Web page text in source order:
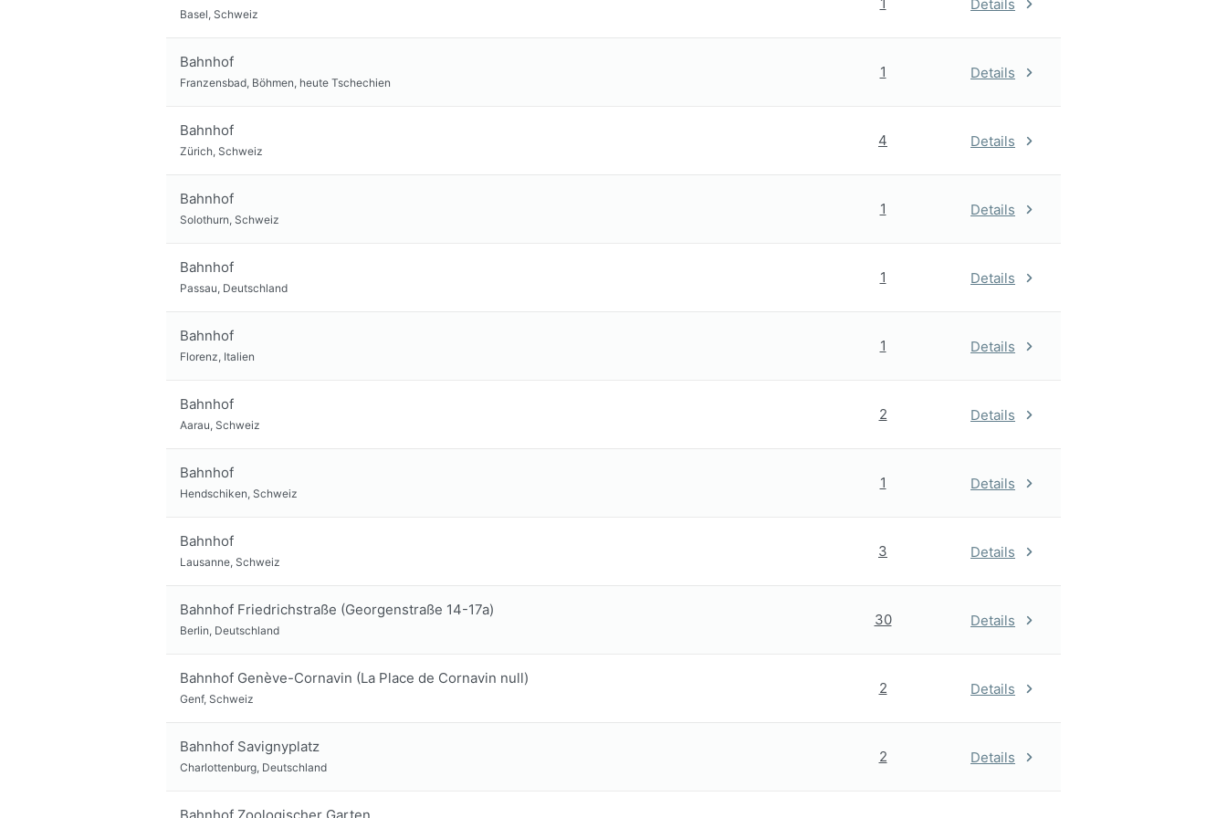
Basel, Schweiz
Details
Bahnhof
Franzensbad, Böhmen, heute Tschechien
1 Details
Bahnhof
Zürich, Schweiz
4 Details
Bahnhof
Solothurn, Schweiz
1 Details
Bahnhof
Passau, Deutschland
1 Details
Bahnhof
Florenz, Italien
1 Details
Bahnhof
Aarau, Schweiz
2 Details
Bahnhof
Hendschiken, Schweiz
1 Details
Bahnhof
Lausanne, Schweiz
3 Details
Bahnhof Friedrichstraße (Georgenstraße 14-17a)
Berlin, Deutschland
30 Details
Bahnhof Genève-Cornavin (La Place de Cornavin null)
Genf, Schweiz
2 Details
Bahnhof Savignyplatz
Charlottenburg, Deutschland
2 Details